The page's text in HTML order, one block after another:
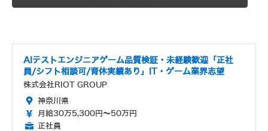
AIテストエンジニアゲーム品質検証・未経験歓迎「正社
員/シフト相談可/育休実績あり」IT・ゲーム業界志望
株式会社RIOT GROUP
神奈川県
月給30万5,300円～50万円
正社員